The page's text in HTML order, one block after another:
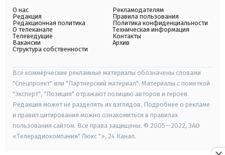
О нас
Редакция
Редакционная политика
О телеканале
Телеведущие
Вакансии
Структура собственности
Рекламодателям
Правила пользования
Политика конфиденциальности
Техническая информация
Контакты
Архив
Все коммерческие рекламные материалы обозначены словами
"Спецпроект" или "Партнерский материал". Материалы с пометкой
"Эксперт", "Позиция" отражают позицию авторов и героев.
Редакция может не разделять их взглядов. Подробнее о рекламе
и правил цитирования можно ознакомиться в правилах
пользования сайтом. Все права защищены. © 2005—2022, ЗАО
«Телерадиокомпания" Люкс "», 24 Канал.